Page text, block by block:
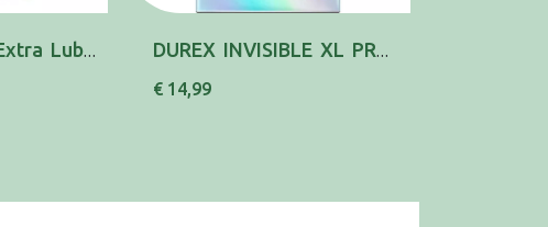
Durex Invisible Extra Lubrif Preserv X12 DUREX INVISIBLE XL PRESERVATIVO X10
€ 14,99